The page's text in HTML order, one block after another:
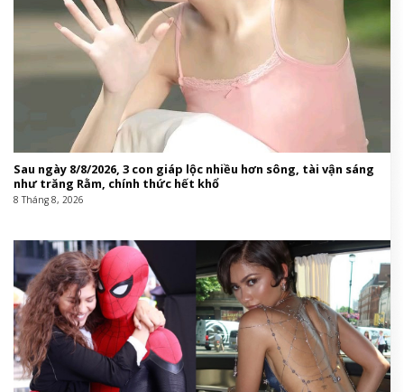
Sau ngày 8/8/2026, 3 con giáp lộc nhiều hơn sông, tài vận sáng
như trăng Rằm, chính thức hết khổ
8 Tháng 8, 2026